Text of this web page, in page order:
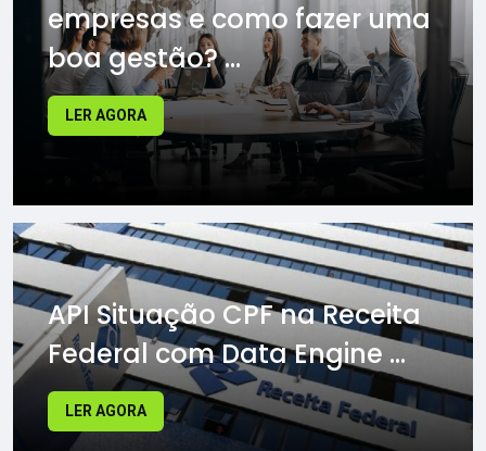
empresas e como fazer uma
boa gestão? ...
LER AGORA
API Situação CPF na Receita
Federal com Data Engine ...
LER AGORA